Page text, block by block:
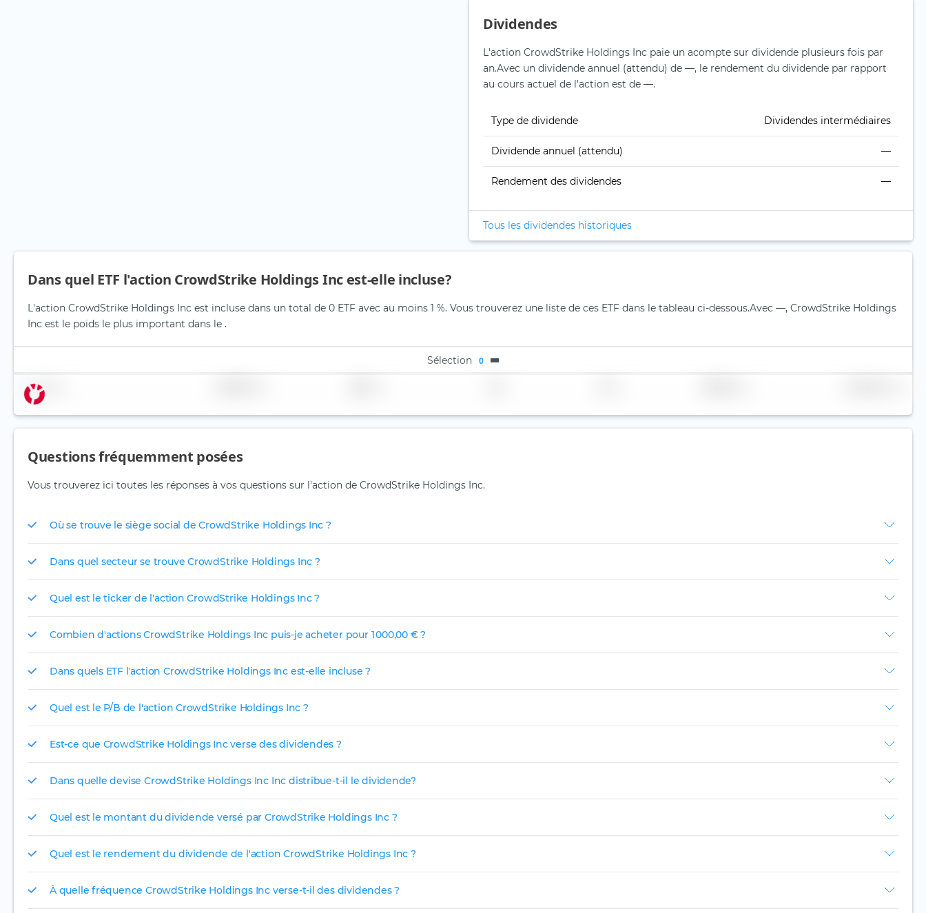
Dividendes
L'action CrowdStrike Holdings Inc paie un acompte sur dividende plusieurs fois par
an.Avec un dividende annuel (attendu) de —, le rendement du dividende par rapport
au cours actuel de l'action est de —.
Type de dividende Dividendes intermédiaires
Dividende annuel (attendu) —
Rendement des dividendes —
Tous les dividendes historiques
Dans quel ETF l'action CrowdStrike Holdings Inc est-elle incluse?
L'action CrowdStrike Holdings Inc est incluse dans un total de 0 ETF avec au moins 1 %. Vous trouverez une liste de ces ETF dans le tableau ci-dessous.Avec —, CrowdStrike Holdings
Inc est le poids le plus important dans le .
Sélection 0
Nom
Questions fréquemment posées
Vous trouverez ici toutes les réponses à vos questions sur l'action de CrowdStrike Holdings Inc.
Où se trouve le siège social de CrowdStrike Holdings Inc ?
Dans quel secteur se trouve CrowdStrike Holdings Inc ?
Quel est le ticker de l'action CrowdStrike Holdings Inc ?
Combien d'actions CrowdStrike Holdings Inc puis-je acheter pour 1 000,00 € ?
Dans quels ETF l'action CrowdStrike Holdings Inc est-elle incluse ?
Quel est le P/B de l'action CrowdStrike Holdings Inc ?
Est-ce que CrowdStrike Holdings Inc verse des dividendes ?
Dans quelle devise CrowdStrike Holdings Inc Inc distribue-t-il le dividende?
Quel est le montant du dividende versé par CrowdStrike Holdings Inc ?
Quel est le rendement du dividende de l'action CrowdStrike Holdings Inc ?
À quelle fréquence CrowdStrike Holdings Inc verse-t-il des dividendes ?